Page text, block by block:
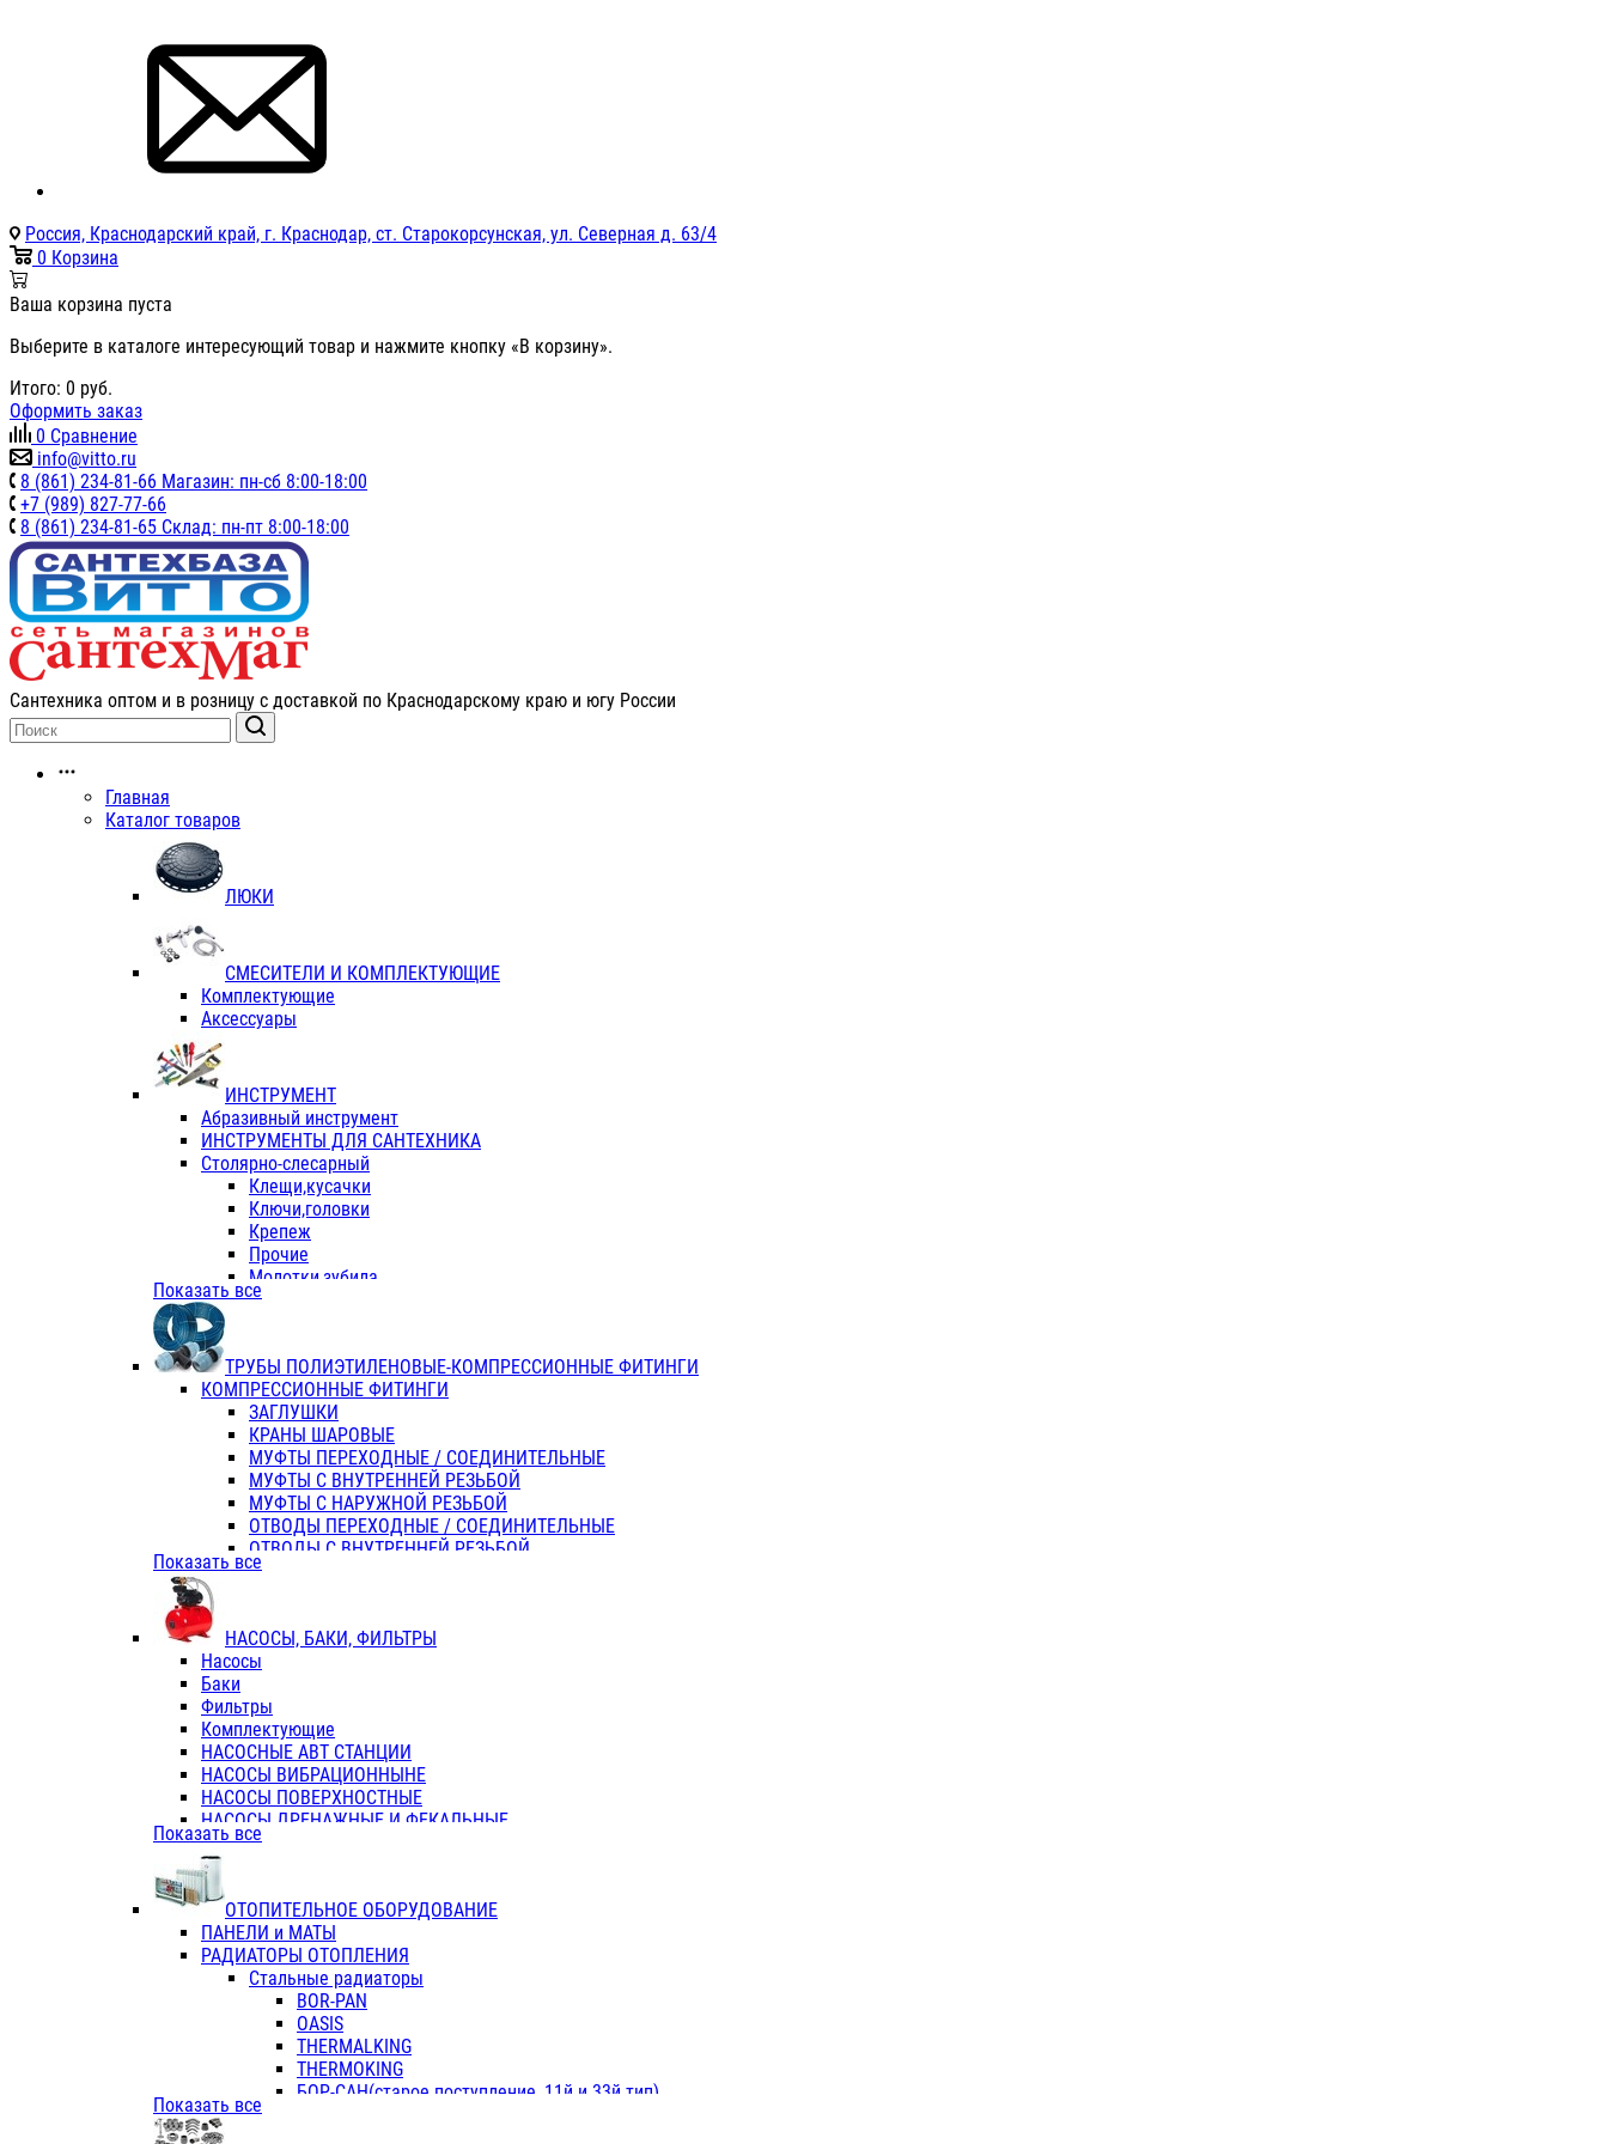
Россия, Краснодарский край, г. Краснодар, ст. Старокорсунская, ул. Северная д. 63/4
0 Корзина
Ваша корзина пуста
Выберите в каталоге интересующий товар и нажмите кнопку «В корзину».
Итого: 0 руб.
Оформить заказ
0 Сравнение
info@vitto.ru
8 (861) 234-81-66 Магазин: пн-сб 8:00-18:00
+7 (989) 827-77-66
8 (861) 234-81-65 Склад: пн-пт 8:00-18:00
Сантехника оптом и в розницу с доставкой по Краснодарскому краю и югу России
Главная
Каталог товаров
ЛЮКИ
СМЕСИТЕЛИ И КОМПЛЕКТУЮЩИЕ
Комплектующие
Аксессуары
ИНСТРУМЕНТ
Абразивный инструмент
ИНСТРУМЕНТЫ ДЛЯ САНТЕХНИКА
Столярно-слесарный
Клещи,кусачки
Ключи,головки
Крепеж
Прочие
Молотки,зубила
Пассатижи,тонкогубцы,утконосы
Отвертки
Хоз. инвентарь
ЭЛ. ИНСТРУМЕНТ OASIS
Показать все
ТРУБЫ ПОЛИЭТИЛЕНОВЫЕ-КОМПРЕССИОННЫЕ ФИТИНГИ
КОМПРЕССИОННЫЕ ФИТИНГИ
ЗАГЛУШКИ
КРАНЫ ШАРОВЫЕ
МУФТЫ ПЕРЕХОДНЫЕ / СОЕДИНИТЕЛЬНЫЕ
МУФТЫ С ВНУТРЕННЕЙ РЕЗЬБОЙ
МУФТЫ С НАРУЖНОЙ РЕЗЬБОЙ
ОТВОДЫ ПЕРЕХОДНЫЕ / СОЕДИНИТЕЛЬНЫЕ
ОТВОДЫ С ВНУТРЕННЕЙ РЕЗЬБОЙ
ОТВОДЫ С НАРУЖНОЙ РЕЗЬБОЙ
ТРОЙНИКИ ПЕРЕХОДНЫЕ / СОЕДИНИТЕЛЬНЫЕ
ТРОЙНИКИ С ВНУТРЕННЕЙ РЕЗЬБОЙ
КОЛЬЦА РЕЗИНОВЫЕ
ТРУБЫ НАПОРНЫЕ
ТРУБЫ ГОФРИРОВАННЫЕ ДВУХСЛ.
ТРУБЫ ПОЛИЭТИЛЕНОВЫЕ
Показать все
НАСОСЫ, БАКИ, ФИЛЬТРЫ
Насосы
Баки
Фильтры
Комплектующие
НАСОСНЫЕ АВТ СТАНЦИИ
НАСОСЫ ВИБРАЦИОННЫНЕ
НАСОСЫ ПОВЕРХНОСТНЫЕ
НАСОСЫ ДРЕНАЖНЫЕ И ФЕКАЛЬНЫЕ
НАСОСЫ ПОВЫСИТ и ЦИРКУЛЯЦИОННЫЕ
НАСОСЫ СКВАЖИННЫЕ
Показать все
ОТОПИТЕЛЬНОЕ ОБОРУДОВАНИЕ
ПАНЕЛИ и МАТЫ
РАДИАТОРЫ ОТОПЛЕНИЯ
Стальные радиаторы
BOR-PAN
OASIS
THERMALKING
THERMOKING
БОР-САН(старое поступление, 11й и 33й тип)
Показать все